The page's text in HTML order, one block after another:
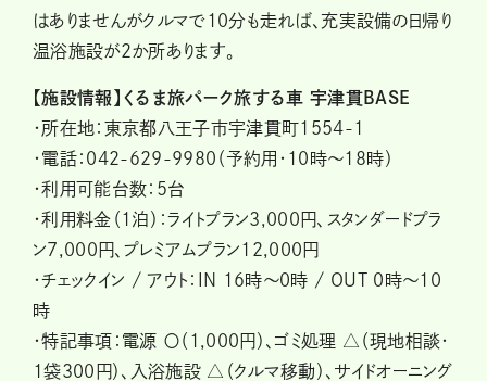
はありませんがクルマで10分も走れば、充実設備の日帰り
温浴施設が2か所あります。
【施設情報】くるま旅パーク旅する車 宇津貫BASE
・所在地：東京都八王子市宇津貫町1554-1
・電話：042-629-9980（予約用・10時～18時）
・利用可能台数：5台
・利用料金（1泊）：ライトプラン3,000円、スタンダードプラ
ン7,000円、プレミアムプラン12,000円
・チェックイン / アウト：IN 16時～0時 / OUT 0時～10
時
・特記事項：電源 〇（1,000円）、ゴミ処理 △（現地相談・
1袋300円）、入浴施設 △（クルマ移動）、サイドオーニング